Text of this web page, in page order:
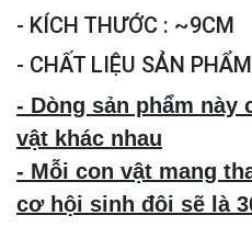
- KÍCH THƯỚC : ~9CM
- CHẤT LIỆU SẢN
- Dòng sản phẩm này
vật khác nhau
- Mỗi con vật mang
cơ hội sinh đôi sẽ là